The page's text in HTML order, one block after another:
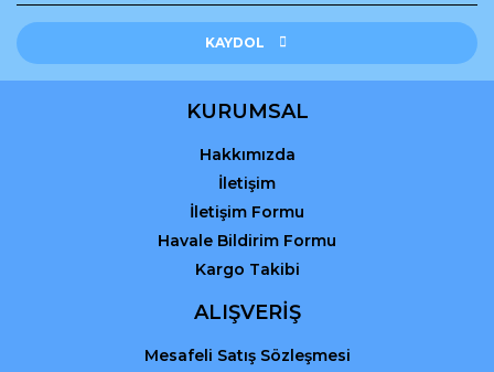
Ürün resmi kalitesiz, bozuk veya görüntülenemiyor.
Ürün açıklamasında eksik bilgiler bulunuyor.
Ürün fiyatı diğer sitelerden daha pahalı.
Gönder
KAYDOL
KURUMSAL
Hakkımızda
İletişim
İletişim Formu
Havale Bildirim Formu
Kargo Takibi
ALIŞVERİŞ
Mesafeli Satış Sözleşmesi